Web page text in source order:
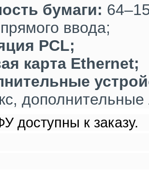
бумаги:
ввода;
PCL;
карта Ethernet;
доступны к заказу.